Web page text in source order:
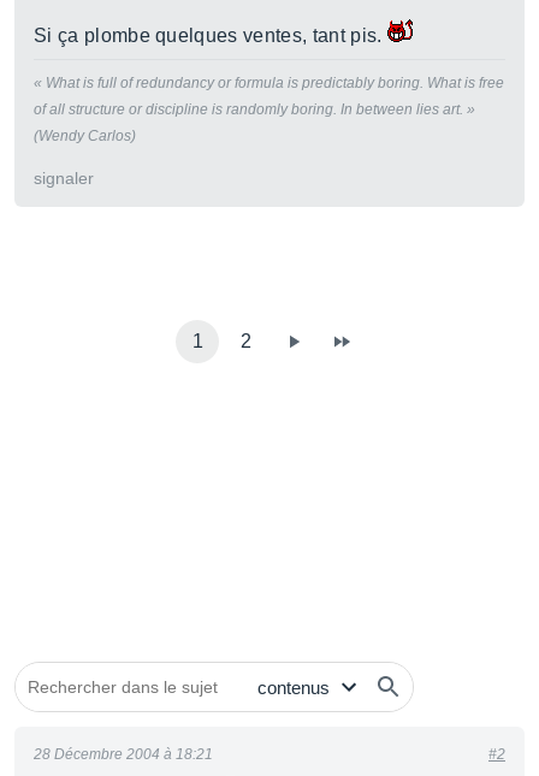
Si ça plombe quelques ventes, tant pis.
« What is full of redundancy or formula is predictably boring. What is free
of all structure or discipline is randomly boring. In between lies art. »
(Wendy Carlos)
signaler
1 2
28 Décembre 2004 à 18:21 #2